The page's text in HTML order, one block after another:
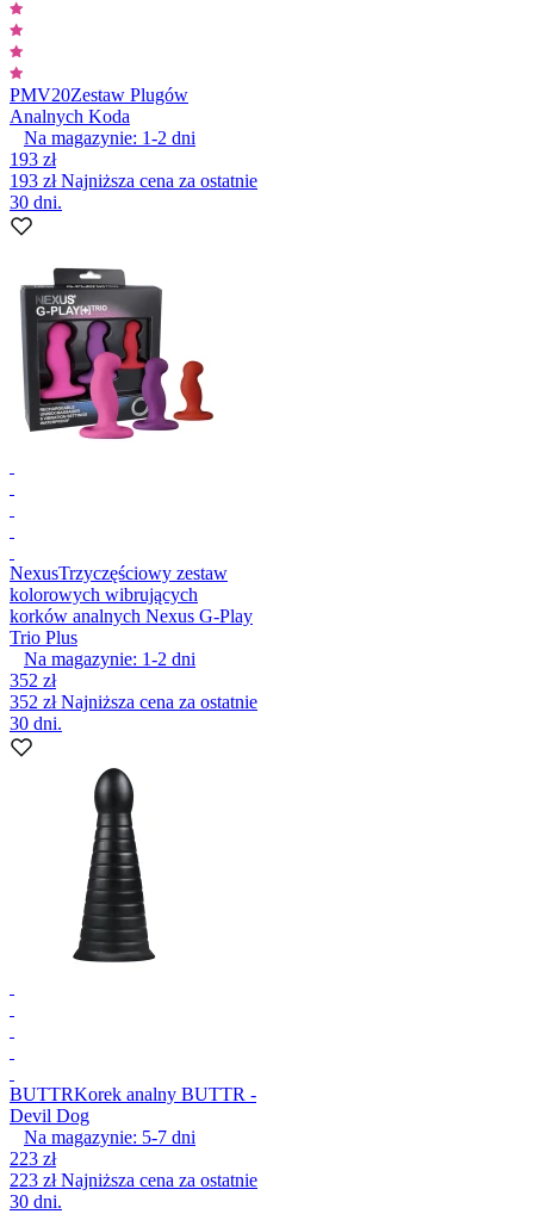
PMV20Zestaw Plugów
Analnych Koda
Na magazynie: 1-2 dni
193 zł
193 złNajniższa cena za ostatnie
30 dni.
NexusTrzyczęściowy zestaw
kolorowych wibrujących
korków analnych Nexus G-Play
Trio Plus
Na magazynie: 1-2 dni
352 zł
352 złNajniższa cena za ostatnie
30 dni.
BUTTRKorek analny BUTTR -
Devil Dog
Na magazynie: 5-7 dni
223 zł
223 złNajniższa cena za ostatnie
30 dni.